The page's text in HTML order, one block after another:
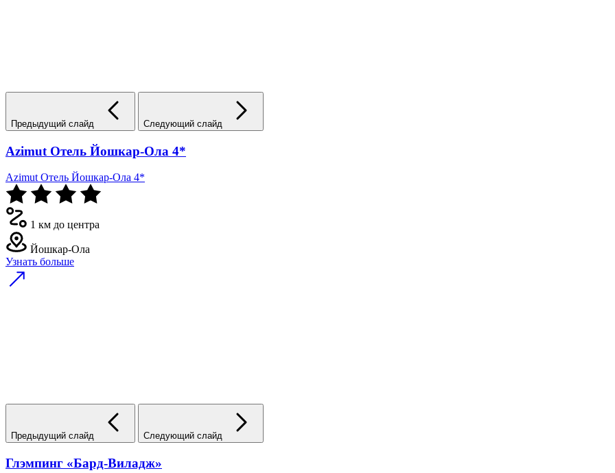
Предыдущий слайд Следующий слайд
Azimut Отель Йошкар-Ола 4*
Azimut Отель Йошкар-Ола 4*
1 км до центра
Йошкар-Ола
Узнать больше
Предыдущий слайд Следующий слайд
Глэмпинг «Бард-Виладж»